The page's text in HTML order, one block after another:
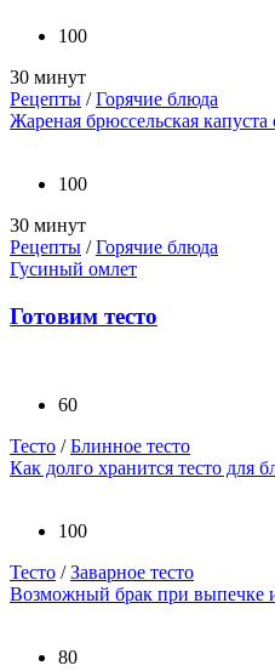
100
30 минут
Рецепты /Горячие блюда
Жареная брюссельская
100
30 минут
Рецепты /Горячие блюда
Гусиный омлет
Готовим тесто
60
Тесто /Блинное тесто
Как долго хранится тесто для
100
Тесто /Заварное тесто
Возможный брак при выпечке
80